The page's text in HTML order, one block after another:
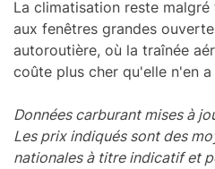
La climatisation reste
aux fenêtres grandes
autoroutière, où la traînée
coûte plus cher qu'elle n'en a
Données carburant mises à
Les prix indiqués sont des
nationales à titre indicatif et